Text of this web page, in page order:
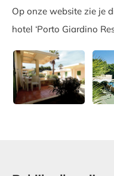
Op onze website zie je
hotel ‘Porto Giardino